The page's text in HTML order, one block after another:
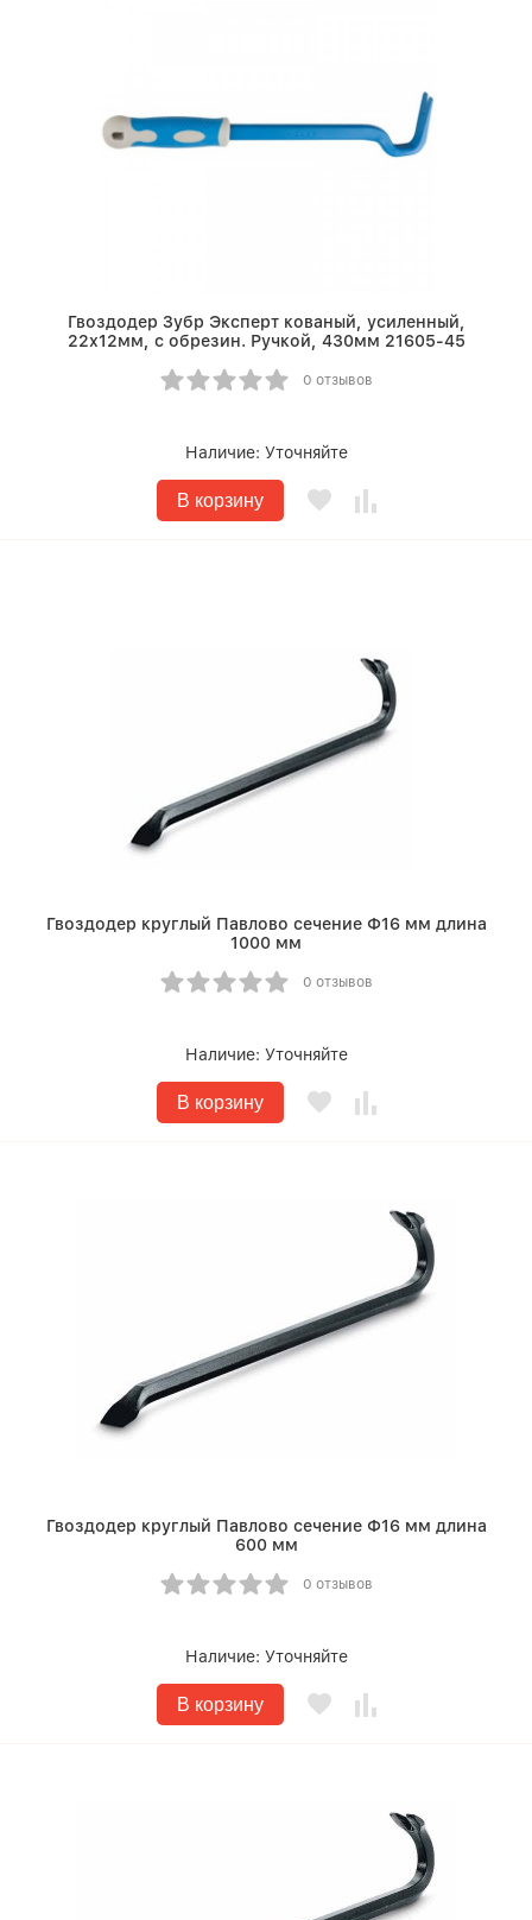
Гвоздодер Зубр Эксперт кованый, усиленный,
22х12мм, с обрезин. Ручкой, 430мм 21605-45
0 отзывов
Наличие: Уточняйте
В корзину
Гвоздодер круглый Павлово сечение Ф16 мм длина
1000 мм
0 отзывов
Наличие: Уточняйте
В корзину
Гвоздодер круглый Павлово сечение Ф16 мм длина
600 мм
0 отзывов
Наличие: Уточняйте
В корзину